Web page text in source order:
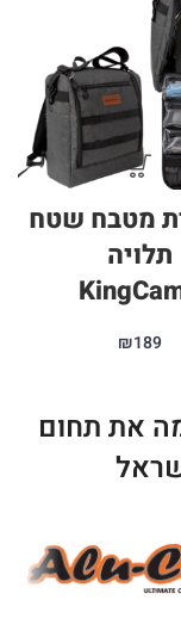
מטבח שטח
תלויה
₪189
את תחום